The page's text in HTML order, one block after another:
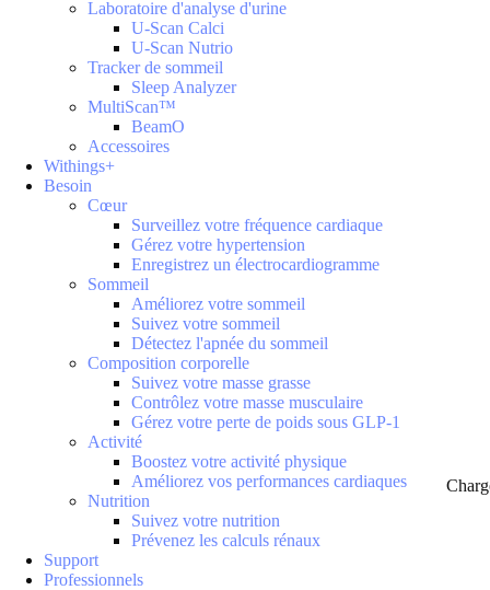
Laboratoire d'analyse d'urine
U-Scan Calci
U-Scan Nutrio
Tracker de sommeil
Sleep Analyzer
MultiScan™
BeamO
Accessoires
Withings+
Besoin
Cœur
Surveillez votre fréquence cardiaque
Gérez votre hypertension
Enregistrez un électrocardiogramme
Sommeil
Améliorez votre sommeil
Suivez votre sommeil
Détectez l'apnée du sommeil
Composition corporelle
Suivez votre masse grasse
Contrôlez votre masse musculaire
Gérez votre perte de poids sous GLP-1
Activité
Boostez votre activité physique
Améliorez vos performances cardiaques
Nutrition
Suivez votre nutrition
Prévenez les calculs rénaux
Support
Professionnels